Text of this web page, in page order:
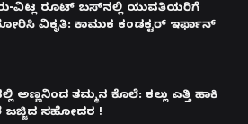
ವಿಟ್ಲ ರೂಟ್ ಬಸ್‌ನಲ್ಲಿ ಯುವತಿಯರಿಗೆ
ತೋರಿಸಿ ವಿಕೃತಿ: ಕಾಮುಕ ಕಂಡಕ್ಟರ್ ಇರ್ಫಾನ್
ಅಣ್ಣನಿಂದ ತಮ್ಮನ ಕೊಲೆ: ಕಲ್ಲು ಎತ್ತಿ ಹಾಕಿ
ಜಜ್ಜಿದ ಸಹೋದರ !